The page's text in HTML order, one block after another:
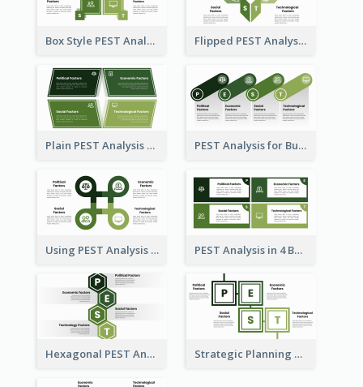
Box Style PEST Analysis Template Flipped PEST Analysis Framework Template
Plain PEST Analysis Template PEST Analysis for Business Presentation
Using PEST Analysis for Business PEST Analysis in 4 Boxes
Hexagonal PEST Analysis Template Strategic Planning with PEST Analysis Template